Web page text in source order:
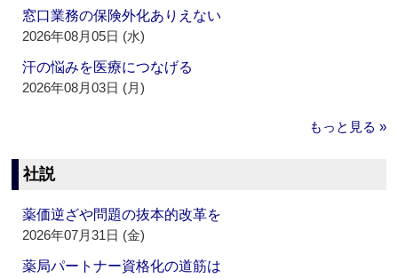
窓口業務の保険外化ありえない
2026年08月05日 (水)
汗の悩みを医療につなげる
2026年08月03日 (月)
もっと見る »
社説
薬価逆ざや問題の抜本的改革を
2026年07月31日 (金)
薬局パートナー資格化の道筋は